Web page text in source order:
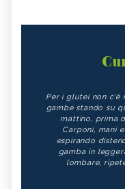
Per i glutei non c'è
gambe stando su
mattino, prima
Carponi, mani
espirando
gamba in
lombare,